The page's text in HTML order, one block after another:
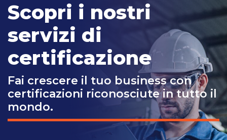
Scopri i nostri
servizi di
certificazione
Fai crescere il tuo business con
certificazioni riconosciute in tutto il
mondo.